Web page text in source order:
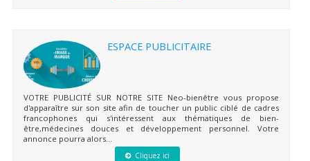
ESPACE PUBLICITAIRE
VOTRE PUBLICITÉ SUR NOTRE SITE Neo-bienêtre vous propose
d'apparaître sur son site afin de toucher un public ciblé de cadres
francophones qui s'intéressent aux thématiques de bien-
être,médecines douces et développement personnel. Votre
annonce pourra alors...
Cliquez ici